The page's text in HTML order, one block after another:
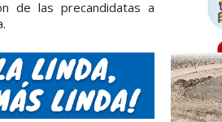
de las precandidatas a